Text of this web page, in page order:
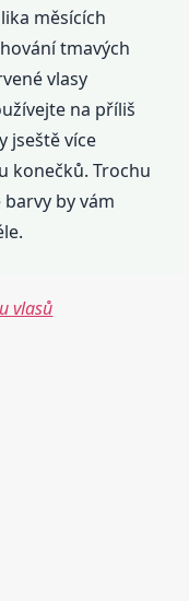
měsících
tmavých
vlasy
na příliš
jseště více
konečků. Trochu
by vám
vlasů